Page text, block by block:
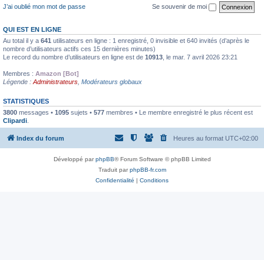
J’ai oublié mon mot de passe
Se souvenir de moi
QUI EST EN LIGNE
Au total il y a 641 utilisateurs en ligne : 1 enregistré, 0 invisible et 640 invités (d’après le
nombre d’utilisateurs actifs ces 15 dernières minutes)
Le record du nombre d’utilisateurs en ligne est de 10913 , le mar. 7 avril 2026 23:21
Membres : Amazon [Bot]
Légende : Administrateurs Modérateurs globaux
STATISTIQUES
3800 messages • 1095 sujets • 577 membres • Le membre enregistré le plus récent est
Clipardi
Index du forum Heures au format UTC+02:00
Développé parphpBB® Forum Software © phpBB Limited
Traduit parphpBB-fr.com
Confidentialité | Conditions